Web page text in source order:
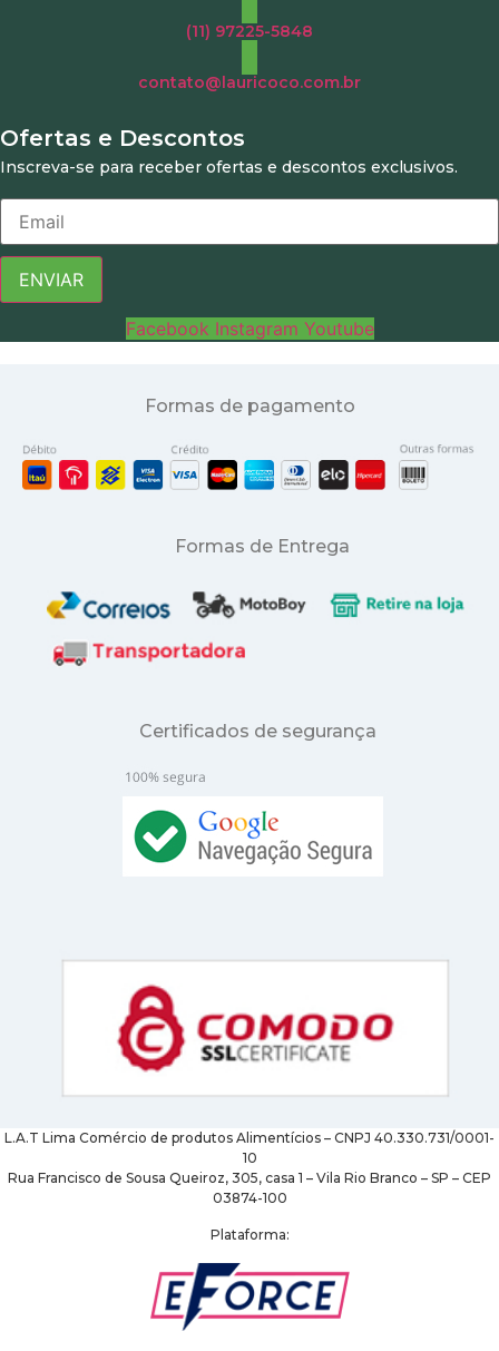
(11) 97225-5848
contato@lauricoco.com.br
Ofertas e Descontos
Inscreva-se para receber ofertas e descontos exclusivos.
ENVIAR
Facebook Instagram Youtube
Formas de pagamento
Formas de Entrega
Certificados de segurança
L.A.T Lima Comércio de produtos Alimentícios – CNPJ 40.330.731/0001-
10
Rua Francisco de Sousa Queiroz, 305, casa 1 – Vila Rio Branco – SP – CEP
03874-100
Plataforma: